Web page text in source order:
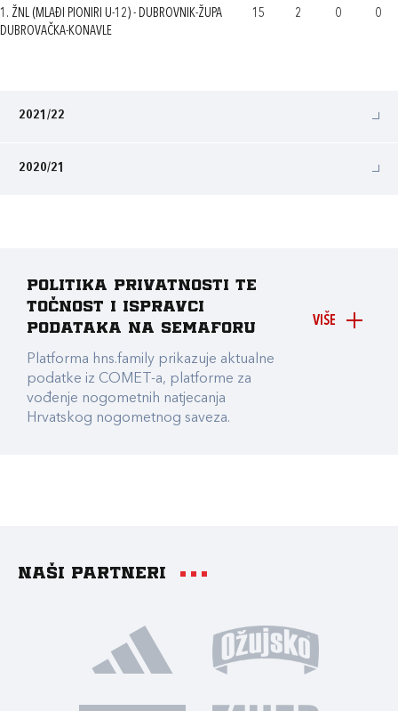
1. ŽNL (MLAĐI PIONIRI U-12) - DUBROVNIK-ŽUPA
DUBROVAČKA-KONAVLE
15 2 0 0
2021/22
2020/21
VIŠE
Politika privatnosti te
točnost i ispravci
podataka na Semaforu
Platforma hns.family prikazuje aktualne
podatke iz COMET-a, platforme za
vođenje nogometnih natjecanja
Hrvatskog nogometnog saveza.
Naši partneri